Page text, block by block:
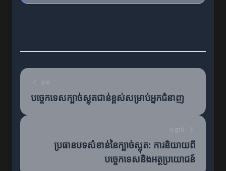
បច្ចេកទេសក្បាច់ស្លុតជាន់ខ្ពស់សម្រាប់អ្នកជំនាញ
ប្រធានបទសំខាន់នៃក្បាច់ស្លុត: ការនិយាយពី
បច្ចេកទេសនិងអត្ថប្រយោជន៍